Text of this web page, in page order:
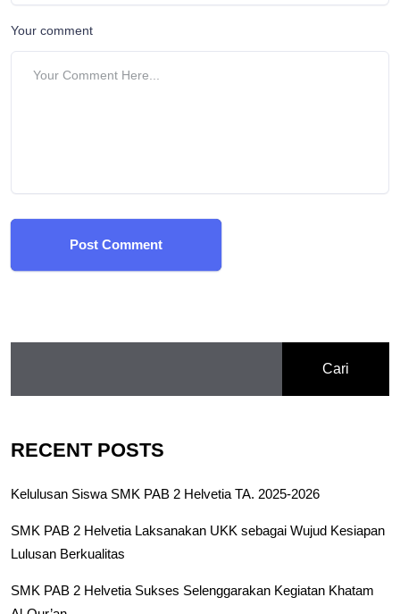
Your comment
Post Comment
Cari
RECENT POSTS
Kelulusan Siswa SMK PAB 2 Helvetia TA. 2025-2026
SMK PAB 2 Helvetia Laksanakan UKK sebagai Wujud Kesiapan
Lulusan Berkualitas
SMK PAB 2 Helvetia Sukses Selenggarakan Kegiatan Khatam